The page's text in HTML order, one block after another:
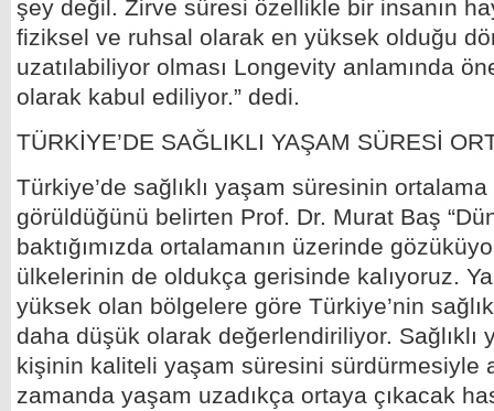
şey değil. Zirve süresi özellikle bir insanın
fiziksel ve ruhsal olarak en yüksek olduğu
uzatılabiliyor olması Longevity anlamında
olarak kabul ediliyor.” dedi.
TÜRKİYE’DE SAĞLIKLI YAŞAM SÜRESİ
Türkiye’de sağlıklı yaşam süresinin
görüldüğünü belirten Prof. Dr. Murat Baş
baktığımızda ortalamanın üzerinde
ülkelerinin de oldukça gerisinde kalıyoruz.
yüksek olan bölgelere göre Türkiye’nin
daha düşük olarak değerlendiriliyor. Sağlıklı
kişinin kaliteli yaşam süresini sürdürmesiyle
zamanda yaşam uzadıkça ortaya çıkacak